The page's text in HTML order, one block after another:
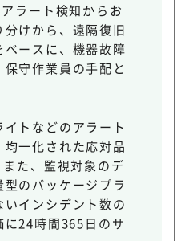
ラート検知からお
けから、遠隔復旧
ベースに、機器故障
守作業員の手配と
トなどのアラート
一化された応対品
た、監視対象のデ
のパッケージプラ
インシデント数の
に24時間365日のサ